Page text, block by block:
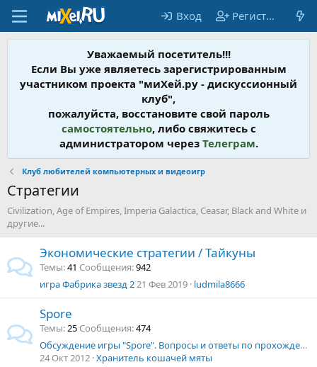
Вход Регистрация
Уважаемый посетитель!!!
Если Вы уже являетесь зарегистрированным
участником проекта "миХей.ру - дискусcионный
клуб",
пожалуйста, восстановите свой пароль
самостоятельно, либо свяжитесь с
администратором через Телеграм.
Клуб любителей компьютерных и видеоигр
Стратегии
Civilization, Age of Empires, Imperia Galactica, Ceasar, Black and White и
другие...
Экономические стратегии / Тайкуны
Темы 41 Сообщения 942
игра Фабрика звезд 221 Фев 2019 ludmila8666
Spore
Темы 25 Сообщения 474
Обсуждение игры "Spore". Вопросы и ответы по прохождению
24 Окт 2012 Хранитель кошачей мяты